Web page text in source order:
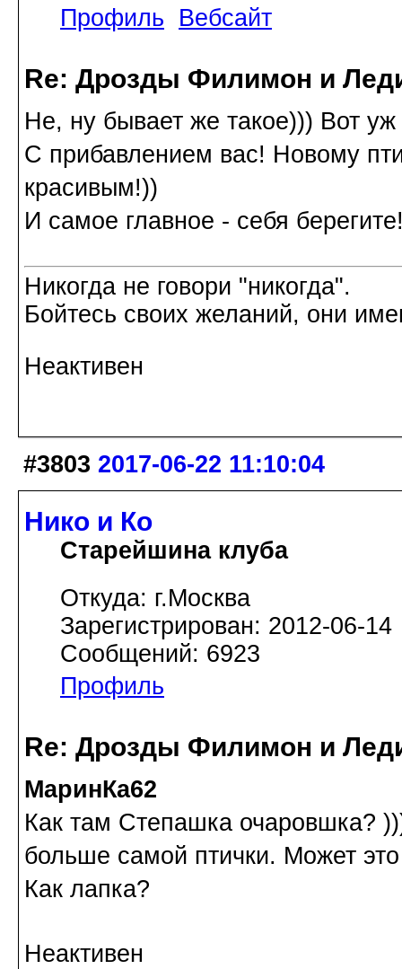
Профиль
Вебсайт
Re: Дрозды Филимон и
Не, ну бывает же такое))) Вот
С прибавлением вас! Новому
красивым!))
И самое главное - себя
Никогда не говори "никогда".
Бойтесь своих желаний, они
Неактивен
#3803 2017-06-22 11:10:04
Нико и Ко
Старейшина клуба
Откуда: г.Москва
Зарегистрирован: 2012-06-14
Сообщений: 6923
Профиль
Re: Дрозды Филимон и
МаринКа62
Как там Степашка очаровшка?
больше самой птички. Может
Как лапка?
Неактивен